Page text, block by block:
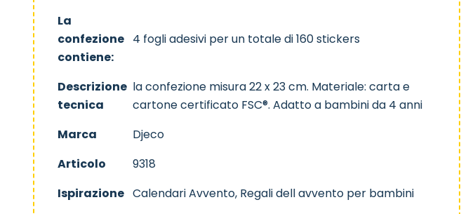
La
confezione
contiene:
4 fogli adesivi per un totale di 160 stickers
Descrizione
tecnica
la confezione misura 22 x 23 cm. Materiale: carta e
cartone certificato FSC®. Adatto a bambini da 4 anni
Marca
Djeco
Articolo
9318
Ispirazione Calendari Avvento, Regali dell avvento per bambini